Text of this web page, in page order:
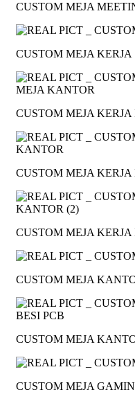
CUSTOM MEJA
CUSTOM MEJA KERJA
CUSTOM MEJA
CUSTOM MEJA
CUSTOM MEJA
CUSTOM MEJA
CUSTOM MEJA
CUSTOM MEJA